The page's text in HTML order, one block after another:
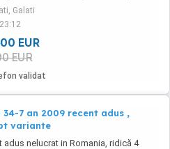
depozite, logistică sau activități
Carte CNCIR cu inspecții la zi cu
efectuată - ultima inspecție
în 02.2026. Date generale An
1998 Capacitate ridicare: ...
Galati
EUR
EUR
validat
34-7 an 2009 recent adus ,
variante
adus nelucrat in Romania, ridică 4